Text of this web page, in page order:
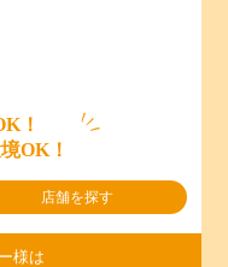
！
OK！
店舗を探す
様は